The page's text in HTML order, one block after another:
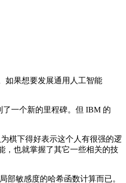
果想要发展通用人工智能
一个新的里程碑。但 IBM 的
棋下得好表示这个人有很强的逻
，也就掌握了其它一些相关的技
敏感度的哈希函数计算而已。